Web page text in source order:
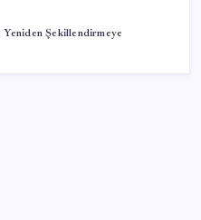
Şekillendirmeye